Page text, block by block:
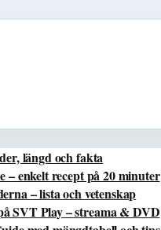
längd och fakta
– enkelt recept på 20 minuter
– lista och vetenskap
SVT Play – streama & DVD